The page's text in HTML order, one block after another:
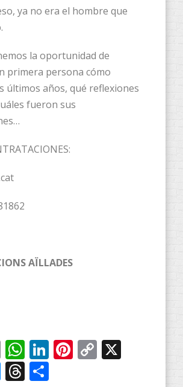
ya no era el hombre que
la oportunidad de
primera persona cómo
últimos años, qué reflexiones
fueron sus
AÏLLADES
EmailWhatsApp
LinkedIn
Pinterest
Copy
Messenger
Threads